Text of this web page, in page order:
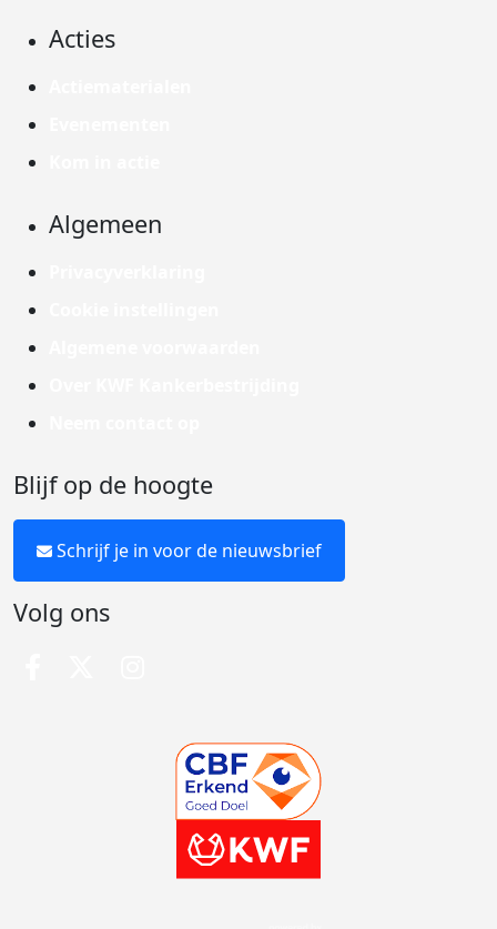
Acties
Algemeen
Blijf op de hoogte
Schrijf je in voor de nieuwsbrief
Volg ons